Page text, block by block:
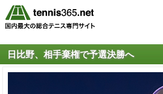
日比野、相手棄権で予選決勝へ